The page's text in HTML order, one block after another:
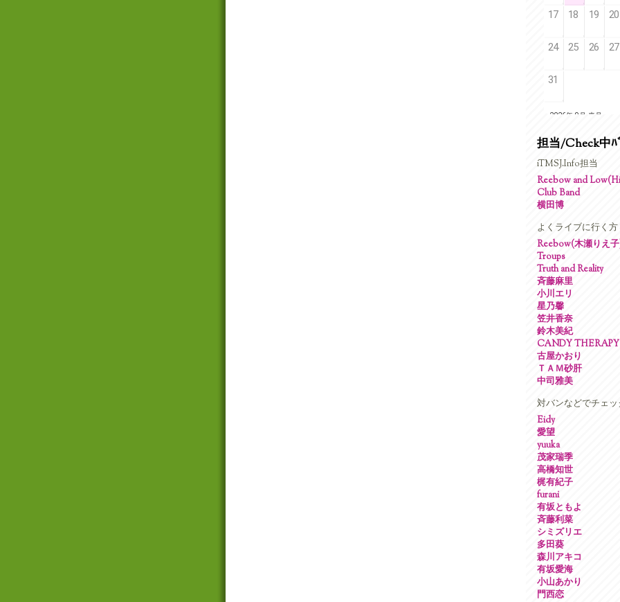
担当/Check中ﾊ
iTMSJ.Info担当
Reebow and
Club Band
横田博
よくライブに行く
Reebow(木瀬りえ
Troups
Truth and Reality
斉藤麻里
小川エリ
星乃馨
笠井香奈
鈴木美紀
CANDY THERAPY
古屋かおり
ＴＡＭ砂肝
中司雅美
対バンなどでチェ
Eidy
愛望
yuuka
茂家瑞季
高橋知世
梶有紀子
furani
有坂ともよ
斉藤利菜
シミズリエ
多田葵
森川アキコ
有坂愛海
小山あかり
門西恋